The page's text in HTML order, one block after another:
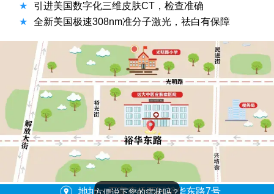
★
引进美国数字化三维皮肤CT，检查准确
★
全新美国极速308nm准分子激光，祛白有保障
地址：石家庄桥西区裕华东路7号